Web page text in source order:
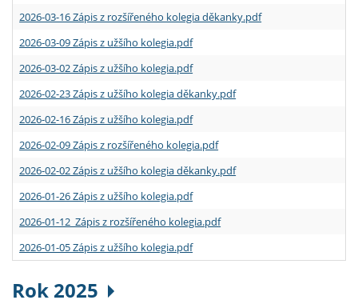
2026-03-16 Zápis z rozšířeného kolegia děkanky.pdf
2026-03-09 Zápis z užšího kolegia.pdf
2026-03-02 Zápis z užšího kolegia.pdf
2026-02-23 Zápis z užšího kolegia děkanky.pdf
2026-02-16 Zápis z užšího kolegia.pdf
2026-02-09 Zápis z rozšířeného kolegia.pdf
2026-02-02 Zápis z užšího kolegia děkanky.pdf
2026-01-26 Zápis z užšího kolegia.pdf
2026-01-12 Zápis z rozšířeného kolegia.pdf
2026-01-05 Zápis z užšího kolegia.pdf
Rok 2025